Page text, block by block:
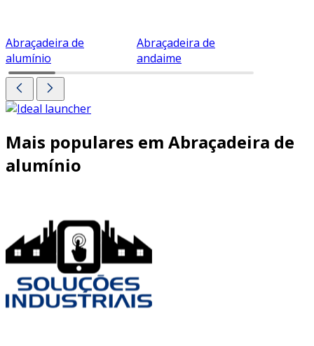
Abraçadeira de
alumínio
Abraçadeira de
andaime
Mais populares em Abraçadeira de
alumínio